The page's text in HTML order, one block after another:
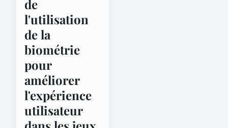
de
l'utilisation
de la
biométrie
pour
améliorer
l'expérience
utilisateur